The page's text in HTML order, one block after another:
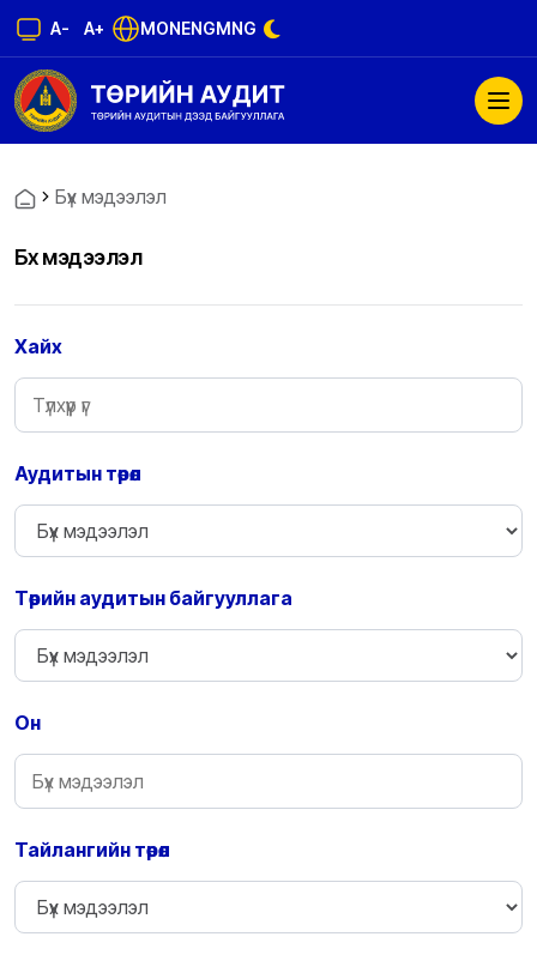
A- A+ MONENGMNG
Бүх мэдээлэл
Бүх мэдээлэл
Хайх
Аудитын төрөл
Төрийн аудитын байгууллага
Он
Тайлангийн төрөл